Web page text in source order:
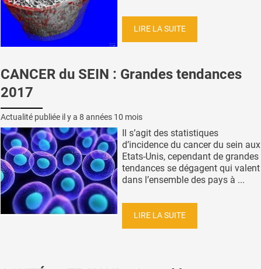
LIRE LA SUITE
CANCER du SEIN : Grandes tendances
2017
Actualité publiée il y a 8 années 10 mois
Il s’agit des statistiques
d’incidence du cancer du sein aux
Etats-Unis, cependant de grandes
tendances se dégagent qui valent
dans l’ensemble des pays à ...
LIRE LA SUITE